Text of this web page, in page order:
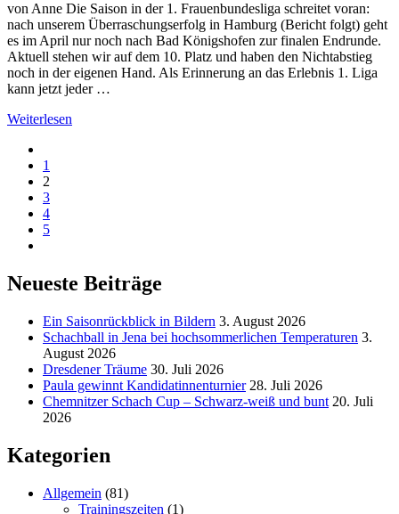
von Anne Die Saison in der 1. Frauenbundesliga schreitet voran:
nach unserem Überraschungserfolg in Hamburg (Bericht folgt) geht
es im April nur noch nach Bad Königshofen zur finalen Endrunde.
Aktuell stehen wir auf dem 10. Platz und haben den Nichtabstieg
noch in der eigenen Hand. Als Erinnerung an das Erlebnis 1. Liga
kann jetzt jeder …
Weiterlesen
1
2
3
4
5
Neueste Beiträge
Ein Saisonrückblick in Bildern 3. August 2026
Schachball in Jena bei hochsommerlichen Temperaturen 3.
August 2026
Dresdener Träume 30. Juli 2026
Paula gewinnt Kandidatinnenturnier 28. Juli 2026
Chemnitzer Schach Cup – Schwarz-weiß und bunt 20. Juli
2026
Kategorien
Allgemein (81)
Trainingszeiten (1)